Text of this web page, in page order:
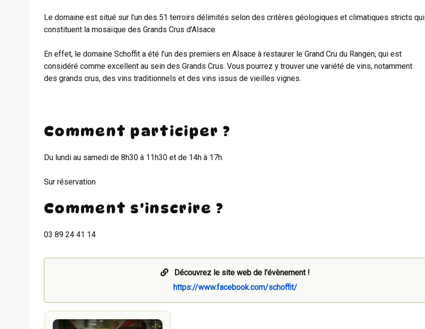
Le domaine est situé sur l’un des 51 terroirs délimités selon des critères géologiques et climatiques stricts qui
constituent la mosaïque des Grands Crus d’Alsace.
En effet, le domaine Schoffit a été l’un des premiers en Alsace à restaurer le Grand Cru du Rangen, qui est
considéré comme excellent au sein des Grands Crus. Vous pourrez y trouver une variété de vins, notamment
des grands crus, des vins traditionnels et des vins issus de vieilles vignes.
Comment participer ?
Du lundi au samedi de 8h30 à 11h30 et de 14h à 17h.
Sur réservation
Comment s'inscrire ?
03 89 24 41 14
Découvrez le site web de l'évènement !
https://www.facebook.com/schoffit/